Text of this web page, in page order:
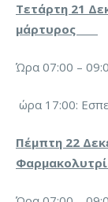
Τετάρτη 21
μάρτυρος
Ώρα 07:00 –
ώρα 17:00:
Πέμπτη 22